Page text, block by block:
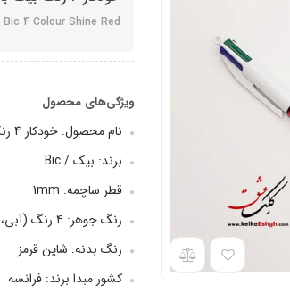
Bic 4 Colour Shine Red
ویژگی‌های محصول
نام محصول: خودکار 4 رنگ بدنه شاین
برند: بیک / Bic
قطر ساچمه: 1mm
رنگ جوهر: ۴ رنگ (آبی، مشکی، قرمز و سبز)
رنگ بدنه: شاین قرمز
کشور مبدا برند: فرانسه